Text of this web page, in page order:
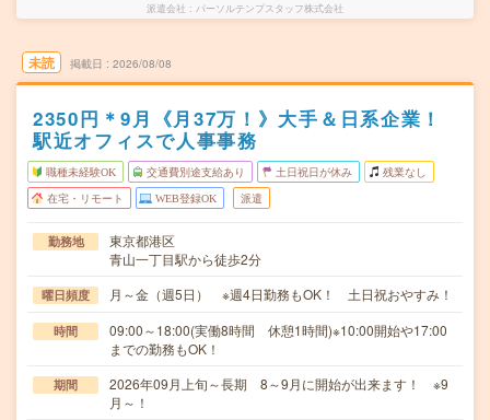
派遣会社 パーソルテンプスタッフ株式会社
未読 掲載日 2026/08/08
2350円＊9月《月37万！》大手＆日系企業！
駅近オフィスで人事事務
職種未経験OK 交通費別途支給あり 土日祝日が休み 残業なし
在宅・リモート WEB登録OK 派遣
勤務地
東京都港区
青山一丁目駅から徒歩2分
曜日頻度 月～金（週5日） ※週4日勤務もOK！ 土日祝おやすみ！
時間
09:00～18:00(実働8時間 休憩1時間)※10:00開始や17:00
までの勤務もOK！
期間
2026年09月上旬～長期 8～9月に開始が出来ます！ ※9
月～！